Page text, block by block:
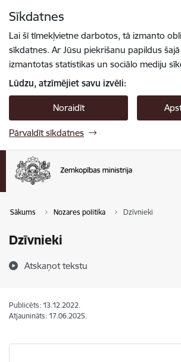
Sīkdatnes
Lai šī tīmekļvietne darbotos, tā izmanto
sīkdatnes. Ar Jūsu piekrišanu papildus
izmantotas statistikas un sociālo mediju
Lūdzu, atzīmējiet savu izvēli:
Noraidīt
Pārvaldīt sīkdatnes
Sākums Nozares politika Dzīvnieki
Dzīvnieki
Atskaņot tekstu
Publicēts: 13.12.2022.
Atjaunināts: 17.06.2025.